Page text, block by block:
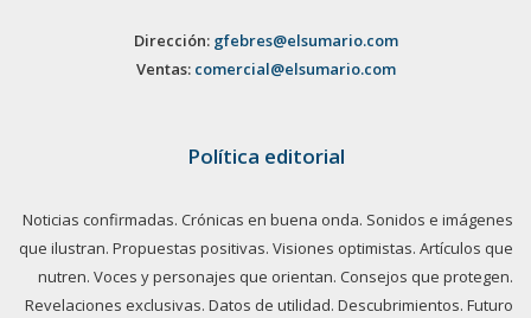
Dirección: gfebres@elsumario.com
Ventas: comercial@elsumario.com
Política editorial
Noticias confirmadas. Crónicas en buena onda. Sonidos e imágenes
que ilustran. Propuestas positivas. Visiones optimistas. Artículos que
nutren. Voces y personajes que orientan. Consejos que protegen.
Revelaciones exclusivas. Datos de utilidad. Descubrimientos. Futuro